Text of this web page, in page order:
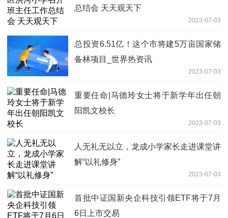
总结会 天天观天下
2023-07-03
总投资6.51亿！这个市将建5万亩国家储
备林项目_世界热资讯
2023-07-03
重要任命|马德玲女士将于新学年出任朝
阳凯文校长
2023-07-03
人无礼无以立，龙成小学家长走进课堂讲
解“以礼修身”
2023-07-03
首批中证国新央企科技引领ETF将于7月
6日上市交易